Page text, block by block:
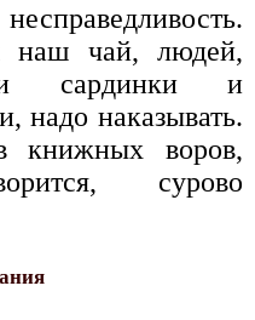
наш чай, людей,
сардинки и
надо наказывать.
книжных воров,
сурово